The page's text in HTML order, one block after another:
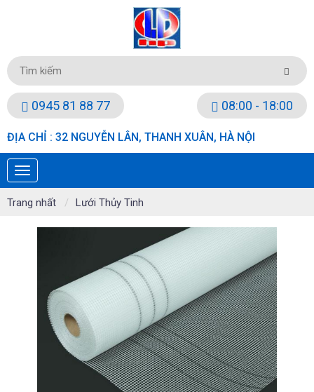
0945 81 88 77 08:00 - 18:00
ĐỊA CHỈ : 32 NGUYỄN LÂN, THANH XUÂN, HÀ NỘI
Trang nhất Lưới Thủy Tinh